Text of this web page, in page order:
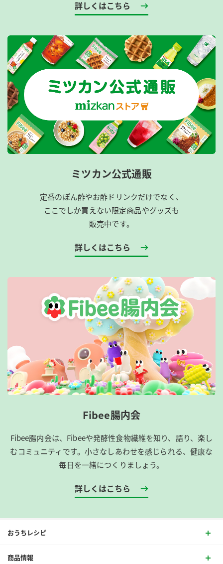
詳しくはこちら
ミツカン公式通販
定番のぽん酢やお酢ドリンクだけでなく、
ここでしか買えない限定商品やグッズも
販売中です。
詳しくはこちら
Fibee腸内会
Fibee腸内会は、​Fibeeや発酵性食物繊維を知り、語り、楽し
むコミュニティです。​小さなしあわせを感じられる、健康な
毎日を一緒につくりましょう。
詳しくはこちら
おうちレシピ
商品情報